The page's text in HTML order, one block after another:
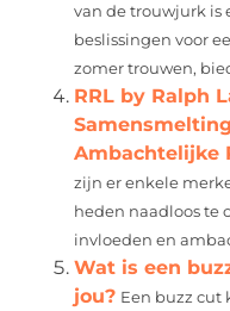
van de trouwjurk is
beslissingen voor
zomer trouwen,
RRL by Ralph
Ambachtelijke
zijn er enkele
heden naadloos te
invloeden en
Wat is een
jou? Een buzz cut